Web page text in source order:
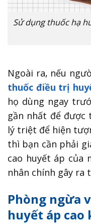
Sử dụng thuốc hạ
Ngoài ra, nếu
thuốc điều trị
họ dùng ngay
gần nhất để được
lý triệt để hiện
thì bạn cần phải
cao huyết áp của
nhân chính gây ra
Phòng ngừa
huyết áp cao